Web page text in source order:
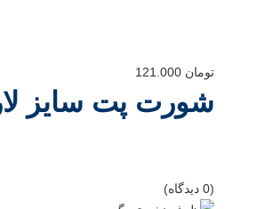
تومان
شورت پت سایز لارج
(0 دیدگاه)